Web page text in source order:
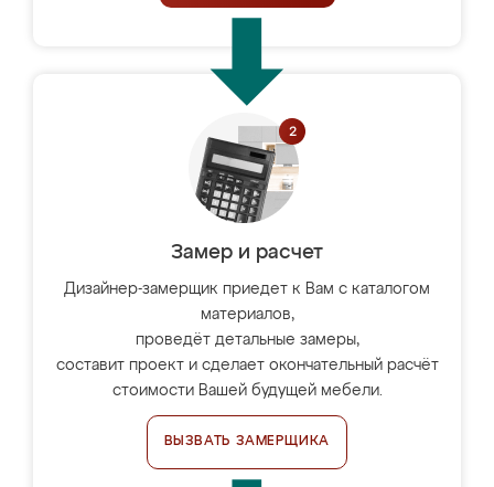
Замер и расчет
Дизайнер-замерщик приедет к Вам с каталогом
материалов,
проведёт детальные замеры,
составит проект и сделает окончательный расчёт
стоимости Вашей будущей мебели.
ВЫЗВАТЬ ЗАМЕРЩИКА